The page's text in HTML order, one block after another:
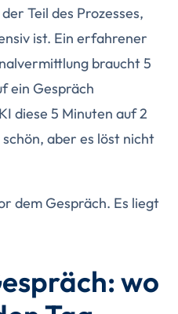
Teil des Prozesses,
ist. Ein erfahrener
braucht 5
ein Gespräch
diese 5 Minuten auf 2
aber es löst nicht
dem Gespräch. Es liegt
wo